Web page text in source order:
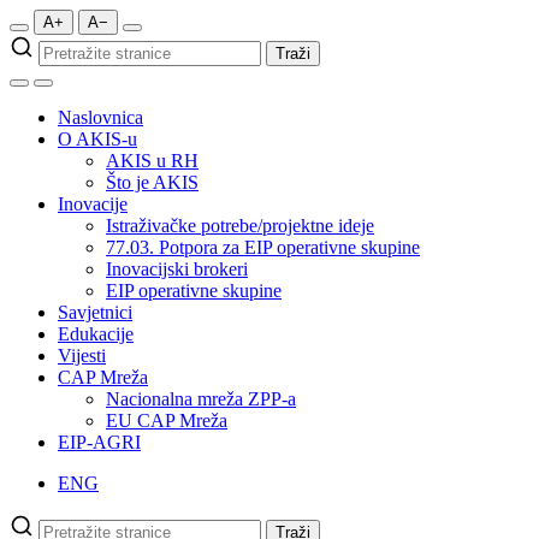
A+ A−
Pretraži
stranice
Traži
Naslovnica
O AKIS-u
AKIS u RH
Što je AKIS
Inovacije
Istraživačke potrebe/projektne ideje
77.03. Potpora za EIP operativne skupine
Inovacijski brokeri
EIP operativne skupine
Savjetnici
Edukacije
Vijesti
CAP Mreža
Nacionalna mreža ZPP-a
EU CAP Mreža
EIP-AGRI
ENG
Pretraži
Traži